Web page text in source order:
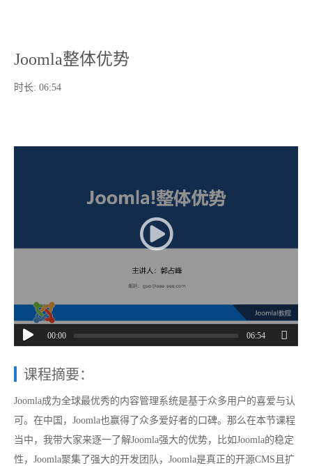
Joomla整体优势
时长: 06:54
00:00 06:54
课程摘要：
Joomla成为全球最优秀的内容管理系统是基于众多用户的喜爱与认
可。在中国，Joomla也赢得了众多爱好者的口碑。那么在本节课程
当中，我带大家来逐一了解Joomla强大的优势，比如Joomla的稳定
性，Joomla聚集了强大的开发团队，Joomla是真正的开源CMS且扩